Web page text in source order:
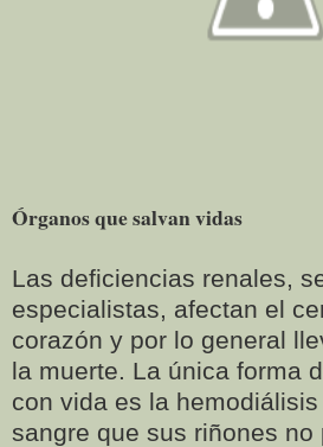
Órganos que salvan vidas
Las deficiencias renales,
especialistas, afectan el
corazón y por lo general
la muerte. La única forma
con vida es la
sangre que sus riñones no